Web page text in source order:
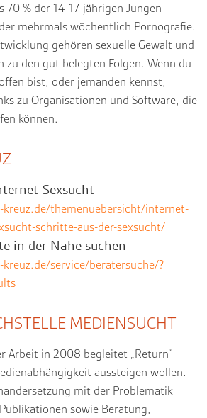
70 % der 14-17-jährigen Jungen
mehrmals wöchentlich Pornografie.
gehören sexuelle Gewalt und
zu den gut belegten Folgen. Wenn du
bist, oder jemanden kennst,
zu Organisationen und Software, die
können.
Sexsucht
themenuebersicht/internet-
schritte-aus-der-sexsucht/
in der Nähe suchen
service/beratersuche/?
MEDIENSUCHT
Arbeit in 2008 begleitet „Return“
aussteigen wollen.
mit der Problematik
sowie Beratung,